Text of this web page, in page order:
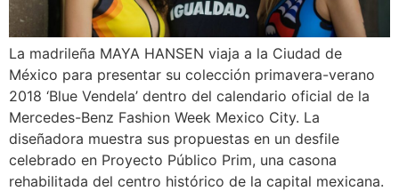
La madrileña MAYA HANSEN viaja a la Ciudad de
México para presentar su colección primavera-verano
2018 ‘Blue Vendela’ dentro del calendario oficial de la
Mercedes-Benz Fashion Week Mexico City. La
diseñadora muestra sus propuestas en un desfile
celebrado en Proyecto Público Prim, una casona
rehabilitada del centro histórico de la capital mexicana.